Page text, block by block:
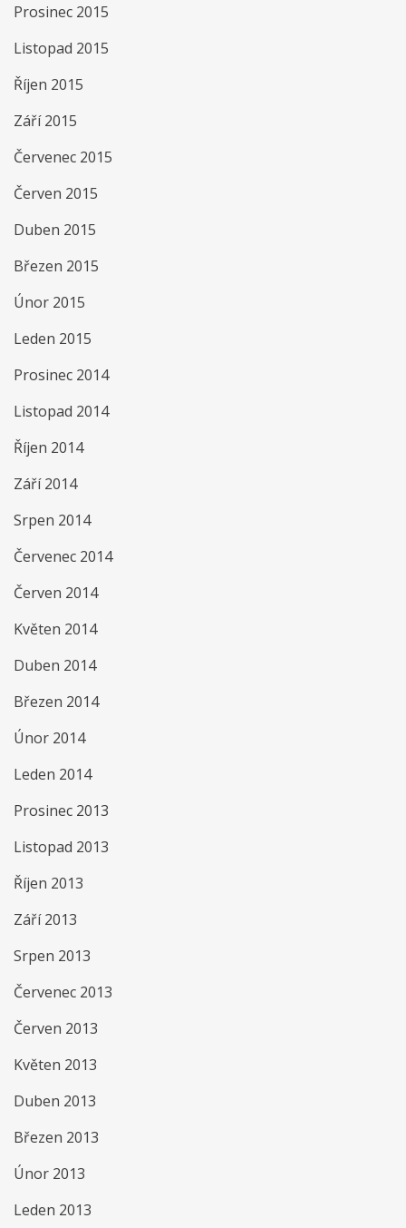
Prosinec 2015
Listopad 2015
Říjen 2015
Září 2015
Červenec 2015
Červen 2015
Duben 2015
Březen 2015
Únor 2015
Leden 2015
Prosinec 2014
Listopad 2014
Říjen 2014
Září 2014
Srpen 2014
Červenec 2014
Červen 2014
Květen 2014
Duben 2014
Březen 2014
Únor 2014
Leden 2014
Prosinec 2013
Listopad 2013
Říjen 2013
Září 2013
Srpen 2013
Červenec 2013
Červen 2013
Květen 2013
Duben 2013
Březen 2013
Únor 2013
Leden 2013